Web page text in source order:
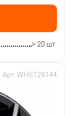
> 20 шт.
Арт: WHS129144